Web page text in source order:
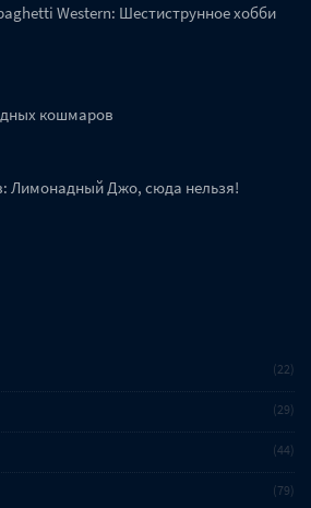
Western: Шестиструнное хобби
кошмаров
Лимонадный Джо, сюда нельзя!
22
29
44
79